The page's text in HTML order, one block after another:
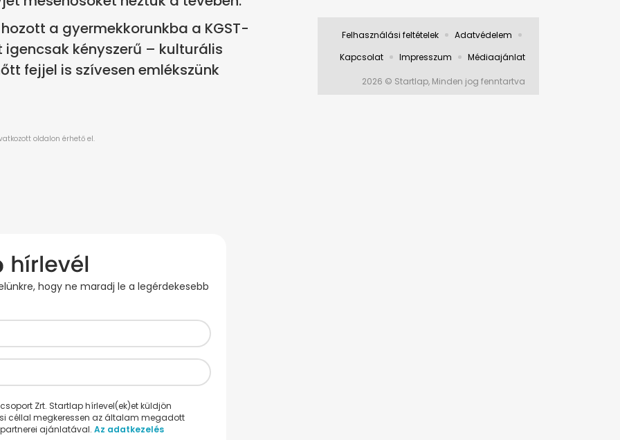
a gyermekkorunkba a KGST-
kényszerű – kulturális
fejjel is szívesen emlékszünk
hogy ne maradj le a legérdekesebb
Zrt. Startlap hírlevel(ek)et küldjön
céllal megkeressen az általam megadott
ajánlatával. Az adatkezelés
Felhasználási feltételek
Adatvédelem
Kapcsolat
Impresszum Médiaajánlat
2026 © Startlap, Minden jog fenntartva